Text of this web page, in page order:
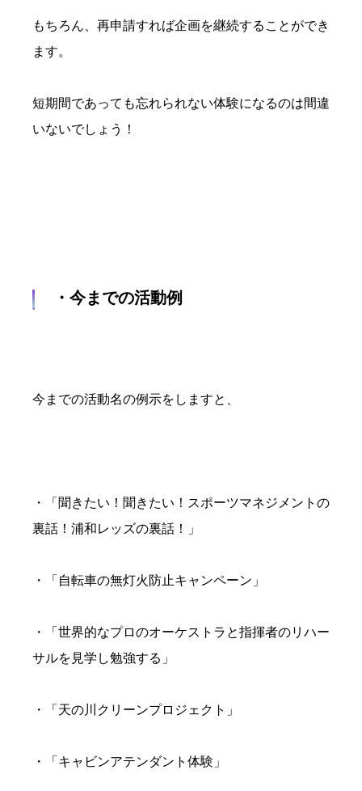
もちろん、再申請すれば企画を継続することができ
ます。
短期間であっても忘れられない体験になるのは間違
いないでしょう！
・今までの活動例
今までの活動名の例示をしますと、
・「聞きたい！聞きたい！スポーツマネジメントの
裏話！浦和レッズの裏話！」
・「自転車の無灯火防止キャンペーン」
・「世界的なプロのオーケストラと指揮者のリハー
サルを見学し勉強する」
・「天の川クリーンプロジェクト」
・「キャビンアテンダント体験」